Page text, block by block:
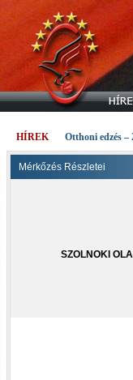
HÍREK Otthoni edzés
Mérkőzés Részletei
SZOLNOKI